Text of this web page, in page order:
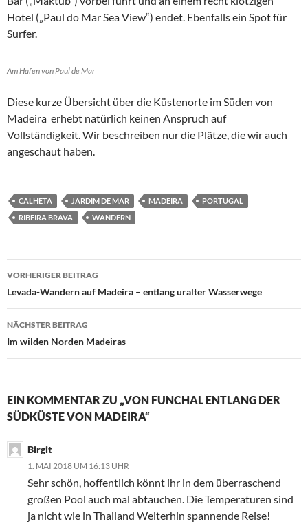
Hotel („Paul do Mar Sea View“) endet. Ebenfalls ein Spot für
Surfer.
Am Hafen von Paul de Mar
Diese kurze Übersicht über die Küstenorte im Süden von
Madeira erhebt natürlich keinen Anspruch auf
Vollständigkeit. Wir beschreiben nur die Plätze, die wir auch
angeschaut haben.
CALHETA JARDIM DE MAR MADEIRA
PORTUGAL
RIBEIRA BRAVA
WANDERN
Beitragsnavigation
VORHERIGER BEITRAG
Levada-Wandern auf Madeira – entlang uralter Wasserwege
NÄCHSTER BEITRAG
Im wilden Norden Madeiras
EIN KOMMENTAR ZU „VON FUNCHAL ENTLANG DER
SÜDKÜSTE VON MADEIRA“
Birgit
1. MAI 2018 UM 16:13 UHR
Sehr schön, hoffentlich könnt ihr in dem überraschend
großen Pool auch mal abtauchen. Die Temperaturen sind
ja nicht wie in Thailand Weiterhin spannende Reise!